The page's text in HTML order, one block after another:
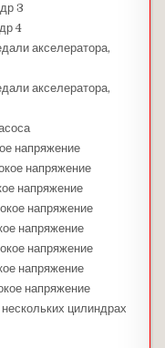
3
4
акселератора,
акселератора,
напряжение
напряжение
напряжение
напряжение
напряжение
напряжение
напряжение
напряжение
цилиндрах